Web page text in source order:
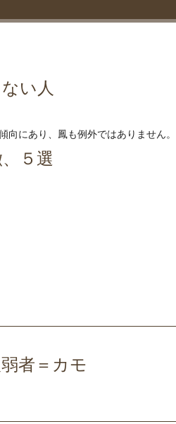
い人
にあり、鳳も例外ではありません。
５選
者＝カモ